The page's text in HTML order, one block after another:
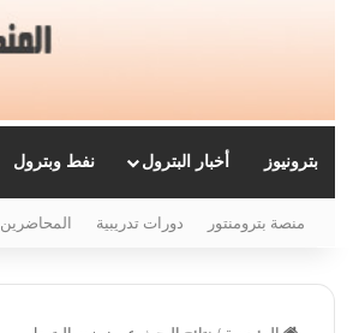
بترونيوز أخبار البترول نفط وبترول
منصة بترومنتور دورات تدريبية المحاضرين